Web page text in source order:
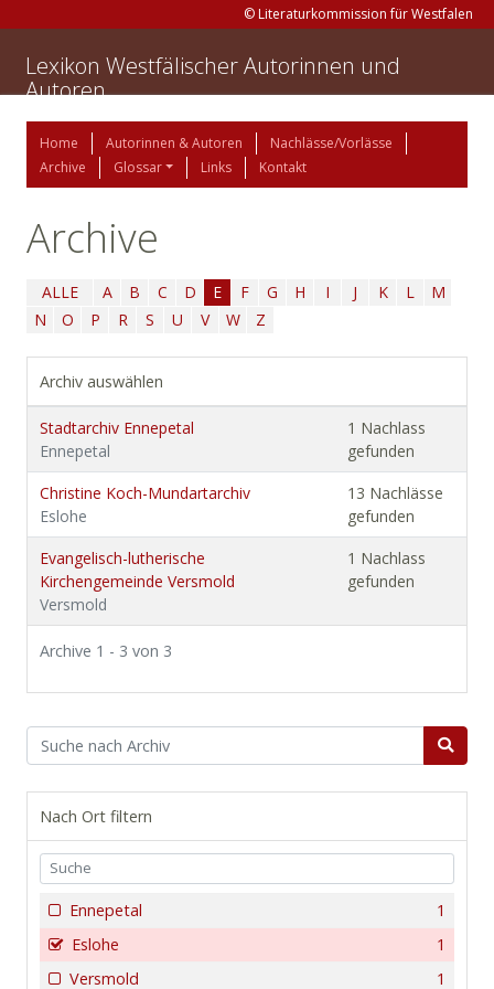
© Literaturkommission für Westfalen
Lexikon Westfälischer Autorinnen und
Autoren
Home Autorinnen & Autoren
Nachlässe/Vorlässe
Archive
Glossar Links Kontakt
Archive
ALLE A B C D E F G H I J K L
M
N
O P R S U V W Z
Archiv auswählen
Stadtarchiv Ennepetal
Ennepetal
1 Nachlass
gefunden
Christine Koch-Mundartarchiv
Eslohe
13 Nachlässe
gefunden
Evangelisch-lutherische
Kirchengemeinde Versmold
Versmold
1 Nachlass
gefunden
Archive 1 - 3 von 3
Nach Ort filtern
1
Ennepetal
1
Eslohe
1
Versmold